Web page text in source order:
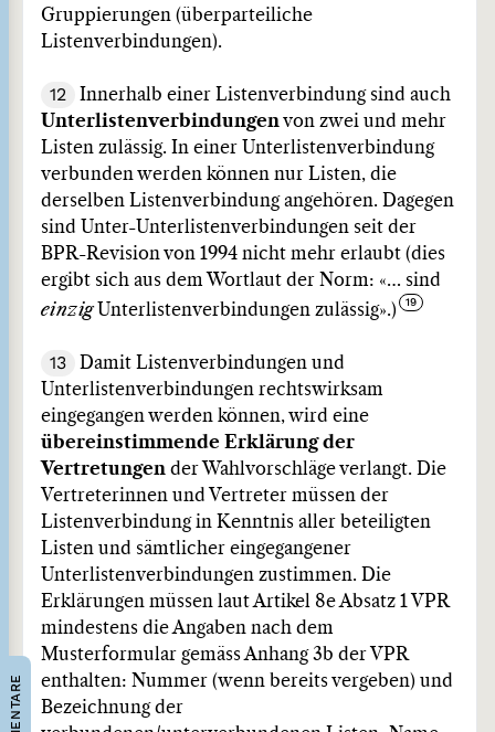
Gruppierungen (überparteiliche
Listenverbindungen).
12
Innerhalb einer Listenverbindung sind auch
Unterlistenverbindungen von zwei und mehr
Listen zulässig. In einer Unterlistenverbindung
verbunden werden können nur Listen, die
derselben Listenverbindung angehören. Dagegen
sind Unter-Unterlistenverbindungen seit der
BPR-Revision von 1994 nicht mehr erlaubt (dies
ergibt sich aus dem Wortlaut der Norm: «… sind
einzigUnterlistenverbindungen zulässig».)
13
Damit Listenverbindungen und
Unterlistenverbindungen rechtswirksam
eingegangen werden können, wird eine
übereinstimmende Erklärung der
Vertretungen der Wahlvorschläge verlangt. Die
Vertreterinnen und Vertreter müssen der
Listenverbindung in Kenntnis aller beteiligten
Listen und sämtlicher eingegangener
Unterlistenverbindungen zustimmen. Die
Erklärungen müssen laut Artikel 8e Absatz 1 VPR
mindestens die Angaben nach dem
Musterformular gemäss Anhang 3b der VPR
enthalten: Nummer (wenn bereits vergeben) und
Bezeichnung der